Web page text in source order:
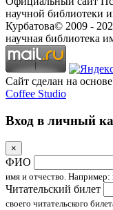
научной библиотеки
Курбатова© 2009 -
научная библиотека
Сайт сделан на
Coffee Studio
Вход в личный
×
ФИО
имя и отчество. Например:
Читательский билет
своего читательского